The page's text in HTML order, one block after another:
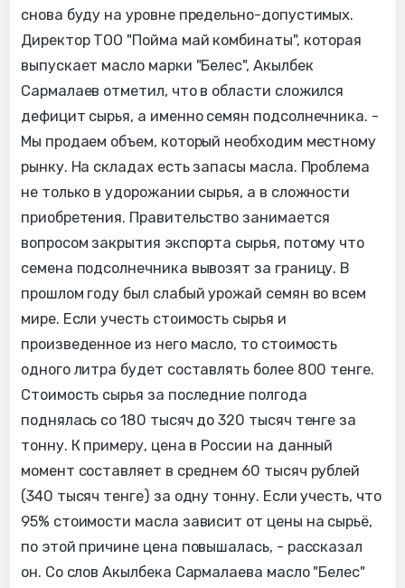
снова буду на уровне предельно-допустимых.
Директор ТОО "Пойма май комбинаты", которая
выпускает масло марки "Белес", Акылбек
Сармалаев отметил, что в области сложился
дефицит сырья, а именно семян подсолнечника. -
Мы продаем объем, который необходим местному
рынку. На складах есть запасы масла. Проблема
не только в удорожании сырья, а в сложности
приобретения. Правительство занимается
вопросом закрытия экспорта сырья, потому что
семена подсолнечника вывозят за границу. В
прошлом году был слабый урожай семян во всем
мире. Если учесть стоимость сырья и
произведенное из него масло, то стоимость
одного литра будет составлять более 800 тенге.
Стоимость сырья за последние полгода
поднялась со 180 тысяч до 320 тысяч тенге за
тонну. К примеру, цена в России на данный
момент составляет в среднем 60 тысяч рублей
(340 тысяч тенге) за одну тонну. Если учесть, что
95% стоимости масла зависит от цены на сырьё,
по этой причине цена повышалась, - рассказал
он. Со слов Акылбека Сармалаева масло "Белес"